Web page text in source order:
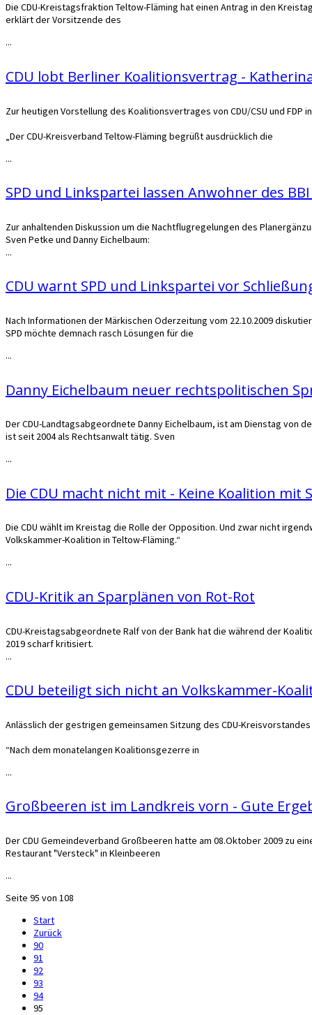
Die CDU-Kreistagsfraktion Teltow-Fläming hat einen Antrag in den
erklärt der Vorsitzende des
...
CDU lobt Berliner Koalitionsvertrag -
Zur heutigen Vorstellung des Koalitionsvertrages von CDU/CSU und
„Der CDU-Kreisverband Teltow-Fläming begrüßt ausdrücklich die
...
SPD und Linkspartei lassen Anwohner des
Zur anhaltenden Diskussion um die Nachtflugregelungen des
Sven Petke und Danny Eichelbaum:
...
CDU warnt SPD und Linkspartei vor
Nach Informationen der Märkischen Oderzeitung vom 22.10.2009
SPD möchte demnach rasch Lösungen für die
...
Danny Eichelbaum neuer rechtspolitischen
Der CDU-Landtagsabgeordnete Danny Eichelbaum, ist am Dienstag
ist seit 2004 als Rechtsanwalt tätig. Sven
...
Die CDU macht nicht mit - Keine Koalition mit
Die CDU wählt im Kreistag die Rolle der Opposition. Und zwar nicht
Volkskammer-Koalition in Teltow-Fläming.“
...
CDU-Kritik an Sparplänen von Rot-Rot
CDU-Kreistags­abgeordnete Ralf von der Bank hat die während der
2019 scharf kritisiert.
...
CDU beteiligt sich nicht an Volkskammer-
Anlässlich der gestrigen gemeinsamen Sitzung des CDU-
“Nach dem monatelangen Koalitionsgezerre in
...
Großbeeren ist im Landkreis vorn - Gute
Der CDU Gemeindeverband Großbeeren hatte am 08.Oktober 2009 zu
Restaurant "Versteck" in Kleinbeeren
...
Seite 95 von 108
Start
Zurück
90
91
92
93
94
95